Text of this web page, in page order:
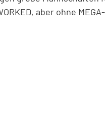
aber ohne MEGA-